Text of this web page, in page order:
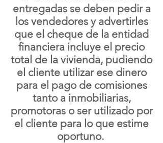
entregadas se deben pedir a
los vendedores y advertirles
que el cheque de la entidad
financiera incluye el precio
total de la vivienda, pudiendo
el cliente utilizar ese dinero
para el pago de comisiones
tanto a inmobiliarias,
promotoras o ser utilizado por
el cliente para lo que estime
oportuno.